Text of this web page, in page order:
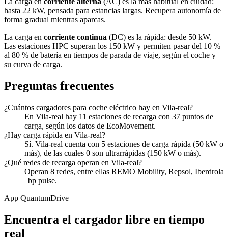
hasta 22 kW, pensada para estancias largas. Recupera autonomía de
forma gradual mientras aparcas.
La carga en corriente continua (DC) es la rápida: desde 50 kW.
Las estaciones HPC superan los 150 kW y permiten pasar del 10 %
al 80 % de batería en tiempos de parada de viaje, según el coche y
su curva de carga.
Preguntas frecuentes
¿Cuántos cargadores para coche eléctrico hay en Vila-real?
En Vila-real hay 11 estaciones de recarga con 37 puntos de
carga, según los datos de EcoMovement.
¿Hay carga rápida en Vila-real?
Sí. Vila-real cuenta con 5 estaciones de carga rápida (50 kW o
más), de las cuales 0 son ultrarrápidas (150 kW o más).
¿Qué redes de recarga operan en Vila-real?
Operan 8 redes, entre ellas REMO Mobility, Repsol, Iberdrola
| bp pulse.
App QuantumDrive
Encuentra el cargador libre en tiempo
real